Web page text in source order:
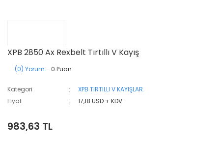
XPB 2850 Ax Rexbelt Tırtıllı V Kayış
(0) Yorum - 0 Puan
Kategori
XPB TIRTILLI V KAYIŞLAR
Fiyat
17,18 USD + KDV
983,63 TL